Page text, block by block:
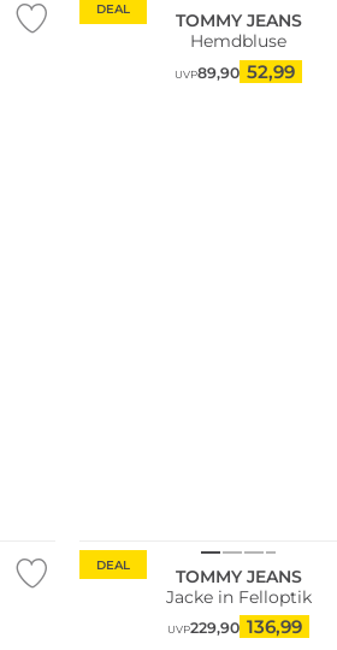
DEAL
TOMMY JEANS
Hemdbluse
UVP89,90 52,99
DEAL
TOMMY JEANS
Jacke in Felloptik
UVP229,90 136,99